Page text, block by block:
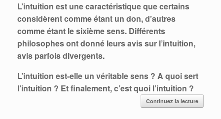
L’intuition est une caractéristique que certains
considèrent comme étant un don, d’autres
comme étant le sixième sens. Différents
philosophes ont donné leurs avis sur l’intuition,
avis parfois divergents.
L’intuition est-elle un véritable sens ? A quoi sert
l’intuition ? Et finalement, c’est quoi l’intuition ?
Continuez la lecture